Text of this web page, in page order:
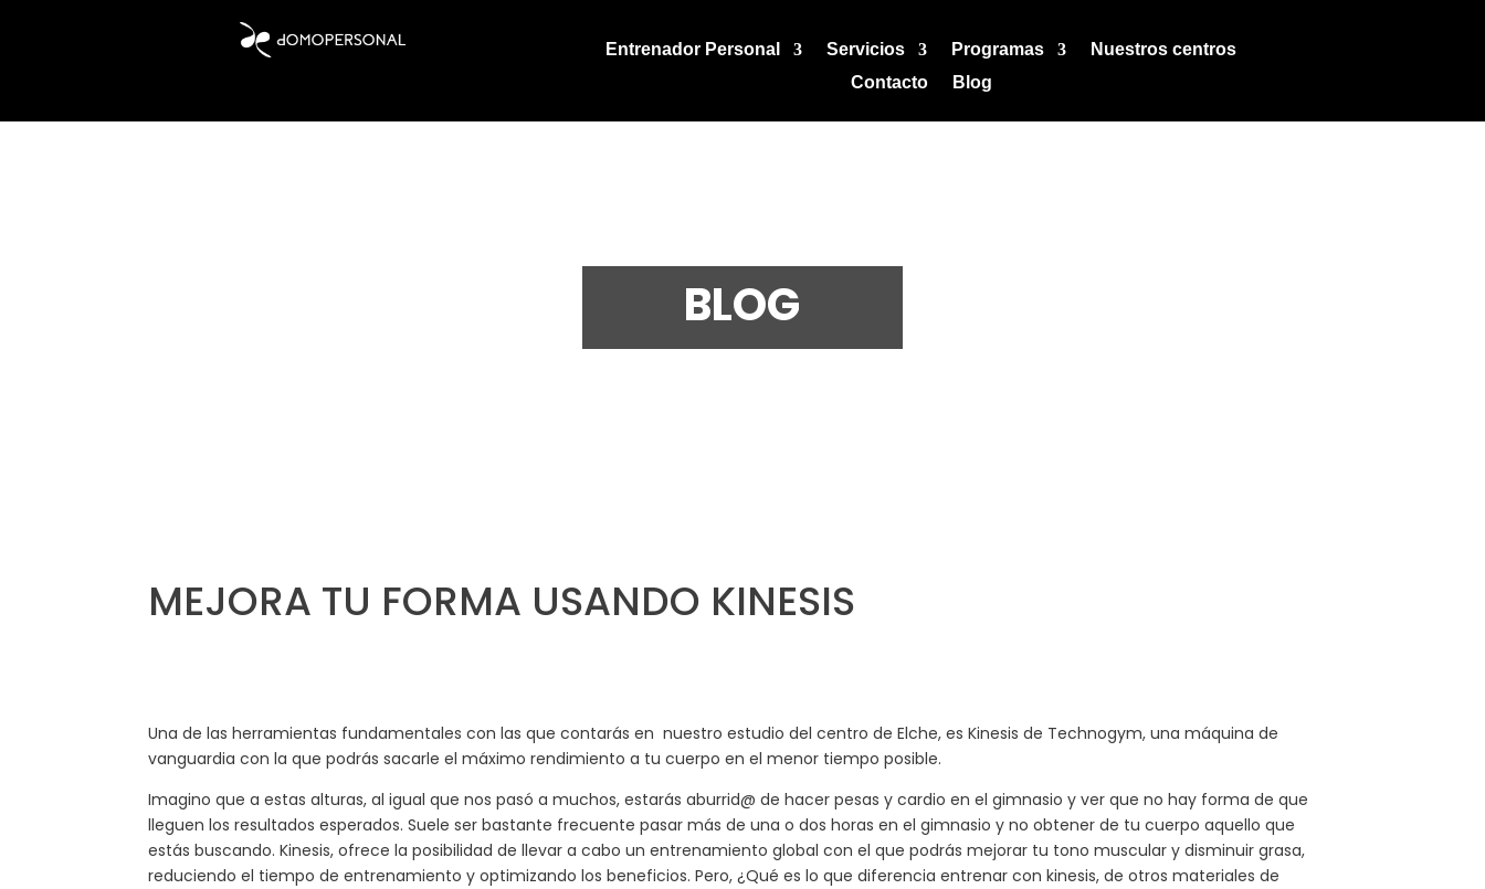
Entrenador Personal Servicios Programas
Nuestros centros
Contacto
Blog
BLOG
MEJORA TU FORMA USANDO KINESIS
Una de las herramientas fundamentales con las que contarás en nuestro estudio del centro de Elche, es Kinesis de Technogym, una máquina de
vanguardia con la que podrás sacarle el máximo rendimiento a tu cuerpo en el menor tiempo posible.
Imagino que a estas alturas, al igual que nos pasó a muchos, estarás aburrid@ de hacer pesas y cardio en el gimnasio y ver que no hay forma de que
lleguen los resultados esperados. Suele ser bastante frecuente pasar más de una o dos horas en el gimnasio y no obtener de tu cuerpo aquello que
estás buscando. Kinesis, ofrece la posibilidad de llevar a cabo un entrenamiento global con el que podrás mejorar tu tono muscular y disminuir grasa,
reduciendo el tiempo de entrenamiento y optimizando los beneficios. Pero, ¿Qué es lo que diferencia entrenar con kinesis, de otros materiales de